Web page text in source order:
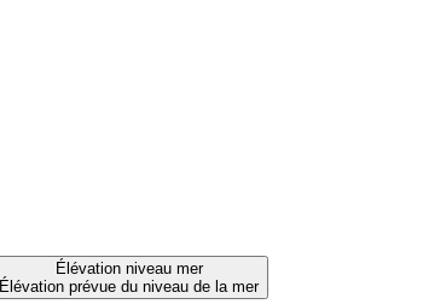
Élévation niveau mer
Élévation prévue du niveau de la mer